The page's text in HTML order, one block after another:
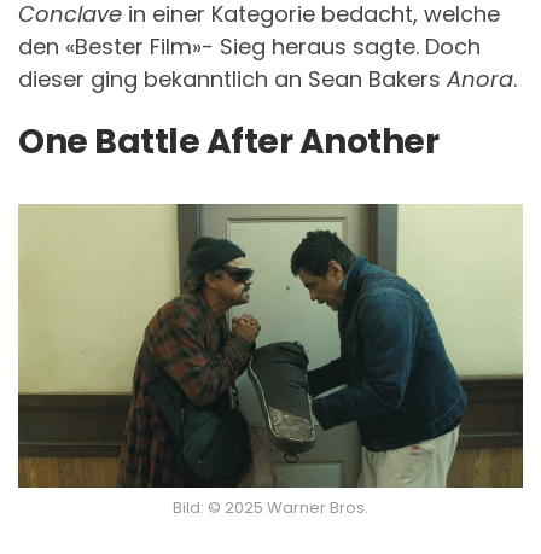
Conclave in einer Kategorie bedacht, welche
den «Bester Film»- Sieg heraus sagte. Doch
dieser ging bekanntlich an Sean Bakers Anora.
One Battle After Another
Bild: © 2025 Warner Bros.